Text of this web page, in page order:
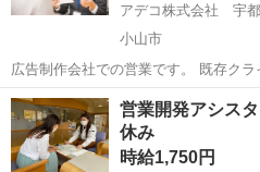
アデコ株式会社 宇
小山市
広告制作会社での営業です。 既存ク
人営業のポジションです。 まずは研修で制作進行管理を学び、業務全
体の流れを把握したうえでクライアン
研修体制もしっかり整っていて、...
栃木 小山市 営業
営業開発アシス
休み
時給1,750円